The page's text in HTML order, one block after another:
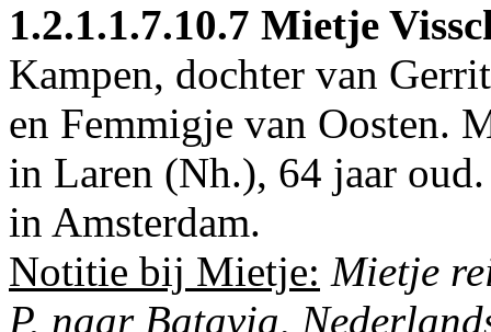
1.2.1.1.7.10.7 Mietje
Kampen, dochter van
en Femmigje van Oosten.
in Laren (Nh.), 64 jaar
in Amsterdam.
Notitie bij Mietje: Mietje
P. naar Batavia,